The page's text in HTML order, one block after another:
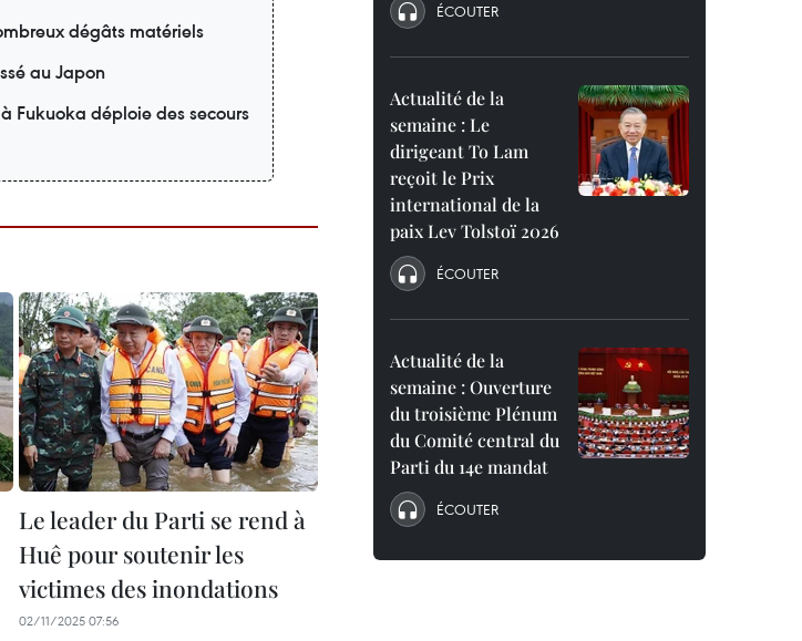
dégâts matériels
au Japon
Fukuoka déploie des secours
Le leader du Parti se rend à
Huê pour soutenir les
victimes des inondations
02/11/2025 07:56
ÉCOUTER
Actualité de la
semaine : Le
dirigeant To Lam
reçoit le Prix
international de la
paix Lev Tolstoï 2026
ÉCOUTER
Actualité de la
semaine : Ouverture
du troisième Plénum
du Comité central du
Parti du 14e mandat
ÉCOUTER